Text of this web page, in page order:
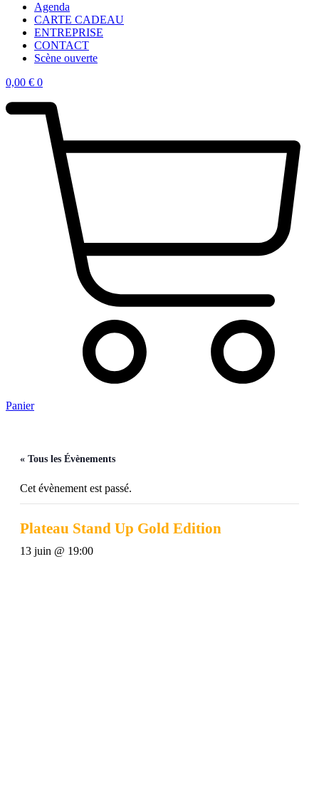
Agenda
CARTE CADEAU
ENTREPRISE
CONTACT
Scène ouverte
0,00 € 0
Panier
« Tous les Évènements
Cet évènement est passé.
Plateau Stand Up Gold Edition
13 juin @ 19:00